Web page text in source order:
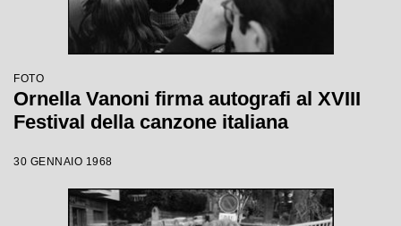
FOTO
Ornella Vanoni firma autografi al XVIII
Festival della canzone italiana
30 GENNAIO 1968